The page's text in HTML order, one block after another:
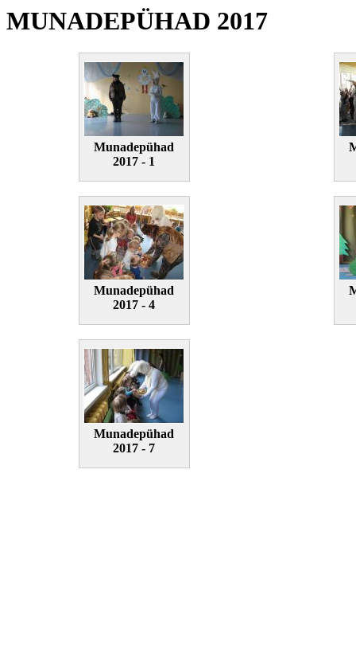
MUNADEPÜHAD 2017
Munadepühad
2017 - 1
Munadepühad
2017 - 4
Munadepühad
2017 - 7